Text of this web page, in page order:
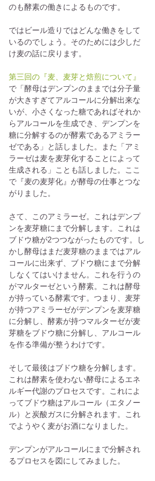
のも酵素の働きによるものです。
ではビール造りではどんな働きをして
いるのでしょう。そのためには少しだ
け麦の話に戻ります。
第三回の『麦、麦芽と焙煎について』
で「酵母はデンプンのままでは分子量
が大きすぎてアルコールに分解出来な
いが、小さくなった糖であればそれか
らアルコールを生成でき、デンプンを
糖に分解するのが酵素であるアミラー
ゼである」と話しました。また「アミ
ラーゼは麦を麦芽化することによって
生成される」ことも話しました。ここ
で『麦の麦芽化』が酵母の仕事とつな
がりました。
さて、このアミラーゼ。これはデンプ
ンを麦芽糖にまで分解します。これは
ブドウ糖が2つつながったものです。し
かし酵母はまだ麦芽糖のままではアル
コールに出来ず、ブドウ糖にまで分解
しなくてはいけません。これを行うの
がマルターゼという酵素。これは酵母
が持っている酵素です。つまり、麦芽
が持つアミラーゼがデンプンを麦芽糖
に分解し、酵素が持つマルターゼが麦
芽糖をブドウ糖に分解し、アルコール
を作る準備が整うわけです。
そして最後はブドウ糖を分解します。
これは酵素を使わない酵母によるエネ
ルギー代謝のプロセスです。これによ
ってブドウ糖はアルコール（エタノー
ル）と炭酸ガスに分解されます。これ
でようやく麦がお酒になりました。
デンプンがアルコールにまで分解され
るプロセスを図にしてみました。